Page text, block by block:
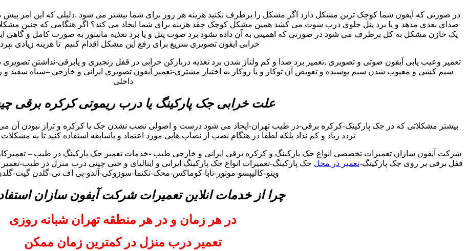
در صورتی که آیفون شما کوچک ترین مشکل دارد اگر مشکل را برطرف نکنید هزینه هر روز برای شما بیشتر می شود .دلیلی که این امر پیش می
صدای بعدی مدهد و یا برد پنل جلوی درب سوت می کشد همین مشکل کوچک چقد هزینه برای شما ایجاد می کند؟ اگر هنگامی که چنین مشکلات
یک خازن مشکل به کل برطرف می شود در صورتی که اهمیتی به آن داده نشود برد صوت پنل و یا برد تغذیه مانیتور به صورت کامل و گاهی
خرابی ایفون تصویری سریع برای رفع این مشکل اقدام کنیم تا هزینه زیادی
تعمیر وعیب یابی آیفون صوتی و تصویری ,تعمیر برد صدا و کم ولتاژ شدن برد تعذیه دربازکن خرابی در قفل زنجیری و یابرقی-نداشتن
سیم کشی و معیوب شدن سیم پوسیده و تعویض آن توکار و یا روکار به اختیار مشتری-تعمیر آیفون تصویری ایرانی و خارجی –سیاه سفید و
داخلی
علت خرابی جک پارکینگ یا درب ریموتی کرکره برقی
بیشتر مشکلاتی که در جک پارکینک-کرکره برقی-در طیب تهران-ایجاد می شود درست و اصولی نصب نشدن جک یا کرکره و تراز نبودن آن
تردد زیاد و کم نداد بلکه لطفا در هنگام نصب از نصاب هایی مورد اعتماد و باسابقه استفاده کنید تا به
شرکت آیفون سازان تعمیرات تخصصی انواع جک پارکینگ و کرکره برقی ایرانی و خارجی طیب -خدمات تعمیر جک پارکینگ در طیب –
قفل برقی بر روی جک پارکینگ-تعمیر در محل جک پارکینگ-تعمیرات انواع جک پارکینگ ایرانی و ایتالیای و حتی چینی درب منزل در طیب-
ویتو-کالیپسو-موتور-تابا-کوماکس-محک-تکنما-سوزوکی-آلدو-بی اف تی-گلدن گیت-
چرا از خدمات انلاین تعمیرات شرکت آیفون سازان
در هر زمان و در هر منطقه تهران شبانه روزی
تعمیر درب منزل در کمترین زمان ممکن